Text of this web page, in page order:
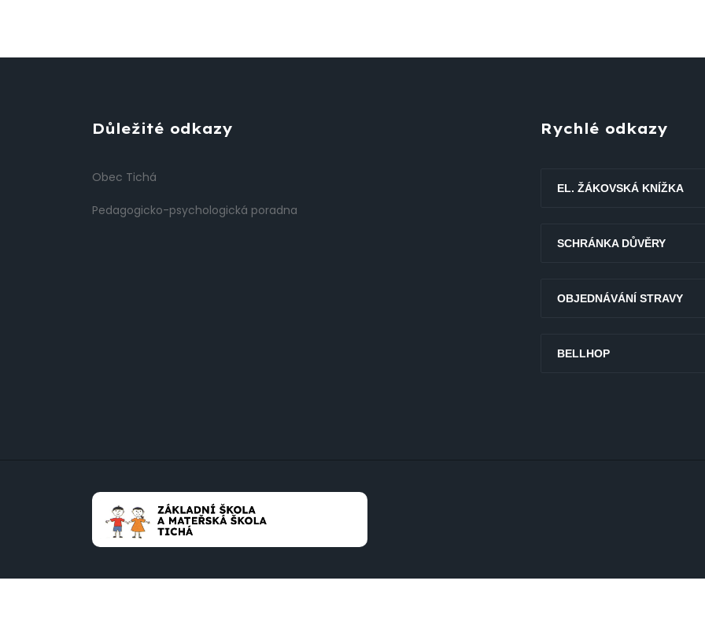
Důležité odkazy
Obec Tichá
Pedagogicko-psychologická poradna
Rychlé odkazy
EL. ŽÁKOVSKÁ KNÍŽKA
SCHRÁNKA DŮVĚRY
OBJEDNÁVÁNÍ STRAVY
BELLHOP